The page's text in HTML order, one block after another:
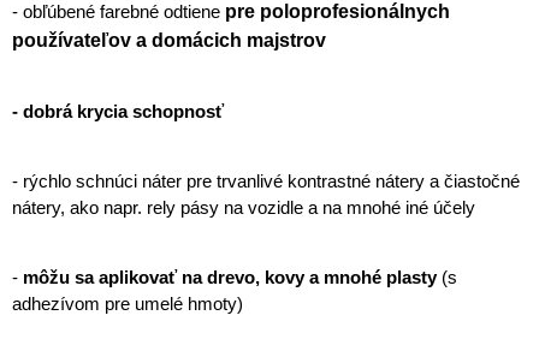
- obľúbené farebné odtiene pre poloprofesionálnych
používateľov a domácich majstrov
- dobrá krycia schopnosť
- rýchlo schnúci náter pre trvanlivé kontrastné nátery a čiastočné
nátery, ako napr. rely pásy na vozidle a na mnohé iné účely
- môžu sa aplikovať na drevo, kovy a mnohé plasty(s
adhezívom pre umelé hmoty)